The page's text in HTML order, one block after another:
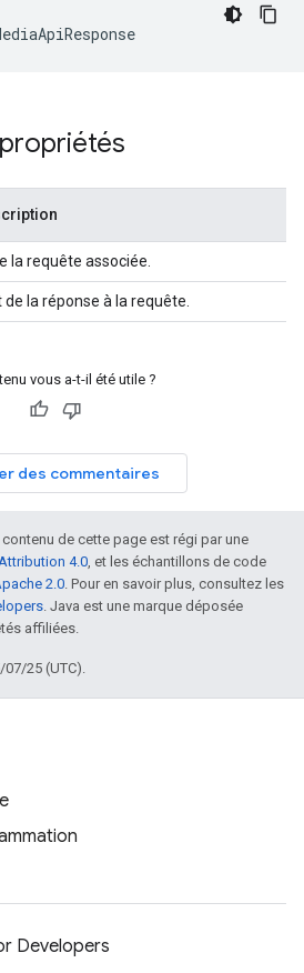
la requête associée.
de la réponse à la requête.
vous a-t-il été utile ?
des commentaires
de cette page est régi par une
4.0, et les échantillons de code
2.0. Pour en savoir plus, consultez les
. Java est une marque déposée
affiliées.
07/25 (UTC).
Developers